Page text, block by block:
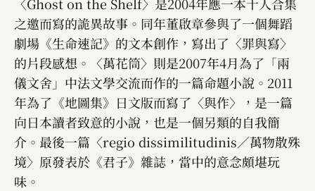
之邀而寫的詭異故事。同年董啟章參與了一個舞蹈
劇場《生命速記》的文本創作，寫出了〈罪與寫〉
的片段感想。〈萬花筒〉則是2007年4月為了「兩
儀文舍」中法文學交流而作的一篇命題小說。2011
年為了《地圖集》日文版而寫了〈與作〉，是一篇
向日本讀者致意的小說，也是一個另類的自我簡
介。最後一篇〈regio dissimilitudinis／萬物散殊
境〉原發表於《君子》雜誌，當中的意念頗堪玩
味。